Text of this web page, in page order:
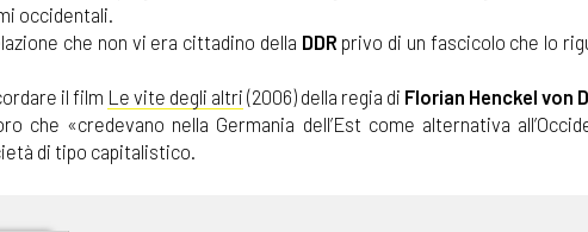
occidentali.
che non vi era cittadino della DDR privo di un fascicolo che lo
il film Le vite degli altri (2006) della regia di Florian Henckel von
che «credevano nella Germania dell’Est come alternativa
di tipo capitalistico.